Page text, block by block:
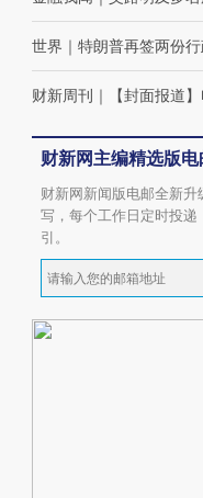
世界 ｜ 特朗普再签两份
财新周刊 ｜ 【封面报道
财新网主编精选版电
财新网新闻版电邮全新
写，每个工作日定时投
引。